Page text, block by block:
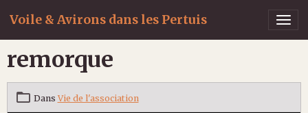
Voile & Avirons dans les Pertuis
remorque
Dans Vie de l'association